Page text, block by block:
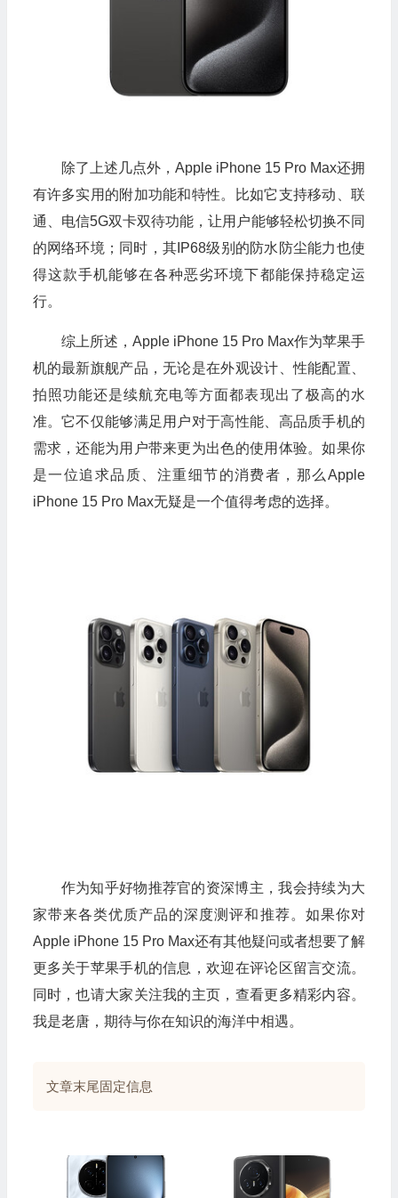
除了上述几点外，Apple iPhone 15 Pro Max还拥
有许多实用的附加功能和特性。比如它支持移动、联
通、电信5G双卡双待功能，让用户能够轻松切换不同
的网络环境；同时，其IP68级别的防水防尘能力也使
得这款手机能够在各种恶劣环境下都能保持稳定运
行。
综上所述，Apple iPhone 15 Pro Max作为苹果手
机的最新旗舰产品，无论是在外观设计、性能配置、
拍照功能还是续航充电等方面都表现出了极高的水
准。它不仅能够满足用户对于高性能、高品质手机的
需求，还能为用户带来更为出色的使用体验。如果你
是一位追求品质、注重细节的消费者，那么Apple
iPhone 15 Pro Max无疑是一个值得考虑的选择。
作为知乎好物推荐官的资深博主，我会持续为大
家带来各类优质产品的深度测评和推荐。如果你对
Apple iPhone 15 Pro Max还有其他疑问或者想要了解
更多关于苹果手机的信息，欢迎在评论区留言交流。
同时，也请大家关注我的主页，查看更多精彩内容。
我是老唐，期待与你在知识的海洋中相遇。
文章末尾固定信息